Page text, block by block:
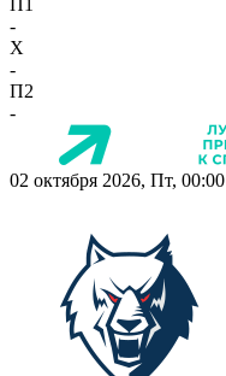
-
X
-
П2
-
02 октября 2026, Пт, 00:00